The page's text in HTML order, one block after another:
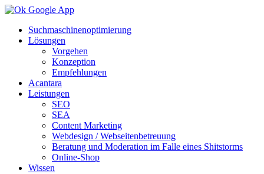
Suchmaschinenoptimierung
Lösungen
Vorgehen
Konzeption
Empfehlungen
Acantara
Leistungen
SEO
SEA
Content Marketing
Webdesign / Webseitenbetreuung
Beratung und Moderation im Falle eines Shitstorms
Online-Shop
Wissen